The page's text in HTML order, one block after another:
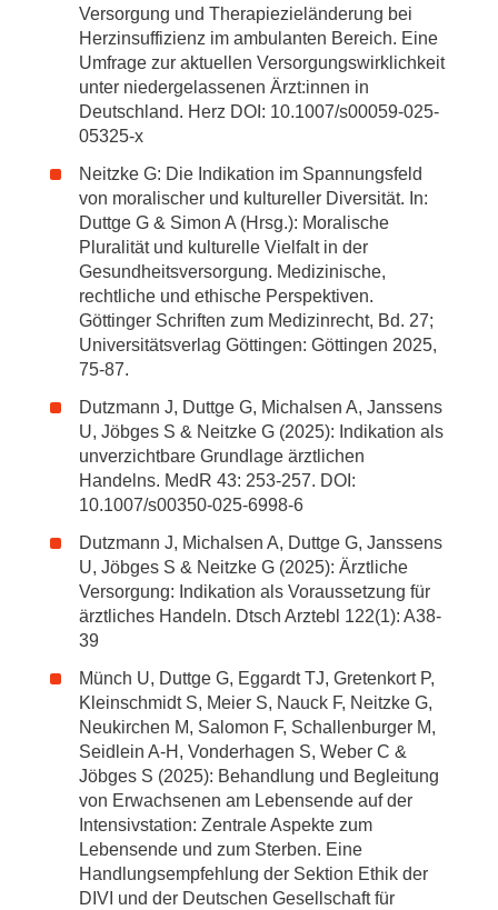
Versorgung und Therapiezieländerung bei
Herzinsuffizienz im ambulanten Bereich. Eine
Umfrage zur aktuellen Versorgungswirklichkeit
unter niedergelassenen Ärzt:innen in
Deutschland. Herz DOI: 10.1007/s00059-025-
05325-x
Neitzke G: Die Indikation im Spannungsfeld
von moralischer und kultureller Diversität. In:
Duttge G & Simon A (Hrsg.): Moralische
Pluralität und kulturelle Vielfalt in der
Gesundheitsversorgung. Medizinische,
rechtliche und ethische Perspektiven.
Göttinger Schriften zum Medizinrecht, Bd. 27;
Universitätsverlag Göttingen: Göttingen 2025,
75-87.
Dutzmann J, Duttge G, Michalsen A, Janssens
U, Jöbges S & Neitzke G (2025): Indikation als
unverzichtbare Grundlage ärztlichen
Handelns. MedR 43: 253-257. DOI:
10.1007/s00350-025-6998-6
Dutzmann J, Michalsen A, Duttge G, Janssens
U, Jöbges S & Neitzke G (2025): Ärztliche
Versorgung: Indikation als Voraussetzung für
ärztliches Handeln. Dtsch Arztebl 122(1): A38-
39
Münch U, Duttge G, Eggardt TJ, Gretenkort P,
Kleinschmidt S, Meier S, Nauck F, Neitzke G,
Neukirchen M, Salomon F, Schallenburger M,
Seidlein A-H, Vonderhagen S, Weber C &
Jöbges S (2025): Behandlung und Begleitung
von Erwachsenen am Lebensende auf der
Intensivstation: Zentrale Aspekte zum
Lebensende und zum Sterben. Eine
Handlungsempfehlung der Sektion Ethik der
DIVI und der Deutschen Gesellschaft für